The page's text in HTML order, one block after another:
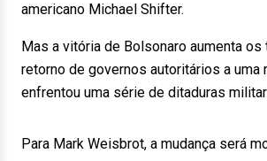
americano Michael Shifter.
Mas a vitória de Bolsonaro aumenta
retorno de governos autoritários a uma
enfrentou uma série de ditaduras
Para Mark Weisbrot, a mudança será